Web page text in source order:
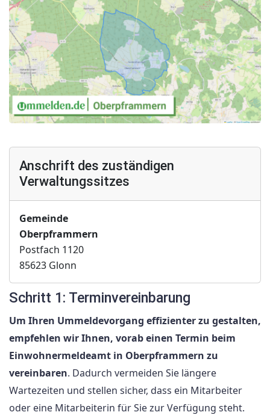
Anschrift des zuständigen
Verwaltungssitzes
Gemeinde
Oberpframmern
Postfach 1120
85623 Glonn
Schritt 1: Terminvereinbarung
Um Ihren Ummeldevorgang effizienter zu gestalten,
empfehlen wir Ihnen, vorab einen Termin beim
Einwohnermeldeamt in Oberpframmern zu
vereinbaren. Dadurch vermeiden Sie längere
Wartezeiten und stellen sicher, dass ein Mitarbeiter
oder eine Mitarbeiterin für Sie zur Verfügung steht.